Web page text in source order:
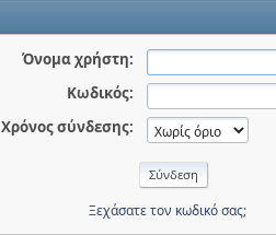
Όνομα χρήστη:
Κωδικός:
Χρόνος σύνδεσης:
Ξεχάσατε τον κωδικό σας;